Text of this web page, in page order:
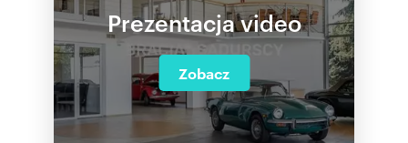
Prezentacja video
Zobacz